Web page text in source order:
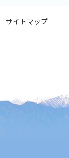
サイトマップ